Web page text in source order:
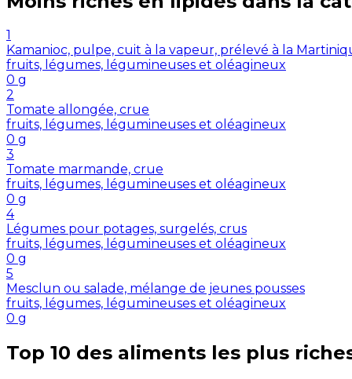
1
Kamanioc, pulpe, cuit à la vapeur, prélevé à la
fruits, légumes, légumineuses et oléagineux
0 g
2
Tomate allongée, crue
fruits, légumes, légumineuses et oléagineux
0 g
3
Tomate marmande, crue
fruits, légumes, légumineuses et oléagineux
0 g
4
Légumes pour potages, surgelés, crus
fruits, légumes, légumineuses et oléagineux
0 g
5
Mesclun ou salade, mélange de jeunes pousses
fruits, légumes, légumineuses et oléagineux
0 g
Top 10 des aliments les plus